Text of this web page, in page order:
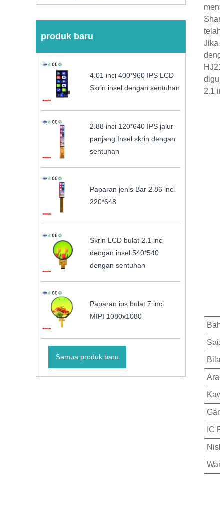
produk baru
4.01 inci 400*960 IPS LCD
Skrin insel dengan sentuhan
2.88 inci 120*640 IPS jalur
panjang Insel skrin dengan
sentuhan
Paparan jenis Bar 2.86 inci
220*648
Skrin LCD bulat 2.1 inci
dengan insel 540*540
dengan sentuhan
Paparan ips bulat 7 inci
MIPI 1080x1080
Semua produk baru
Jika
2.1
IC